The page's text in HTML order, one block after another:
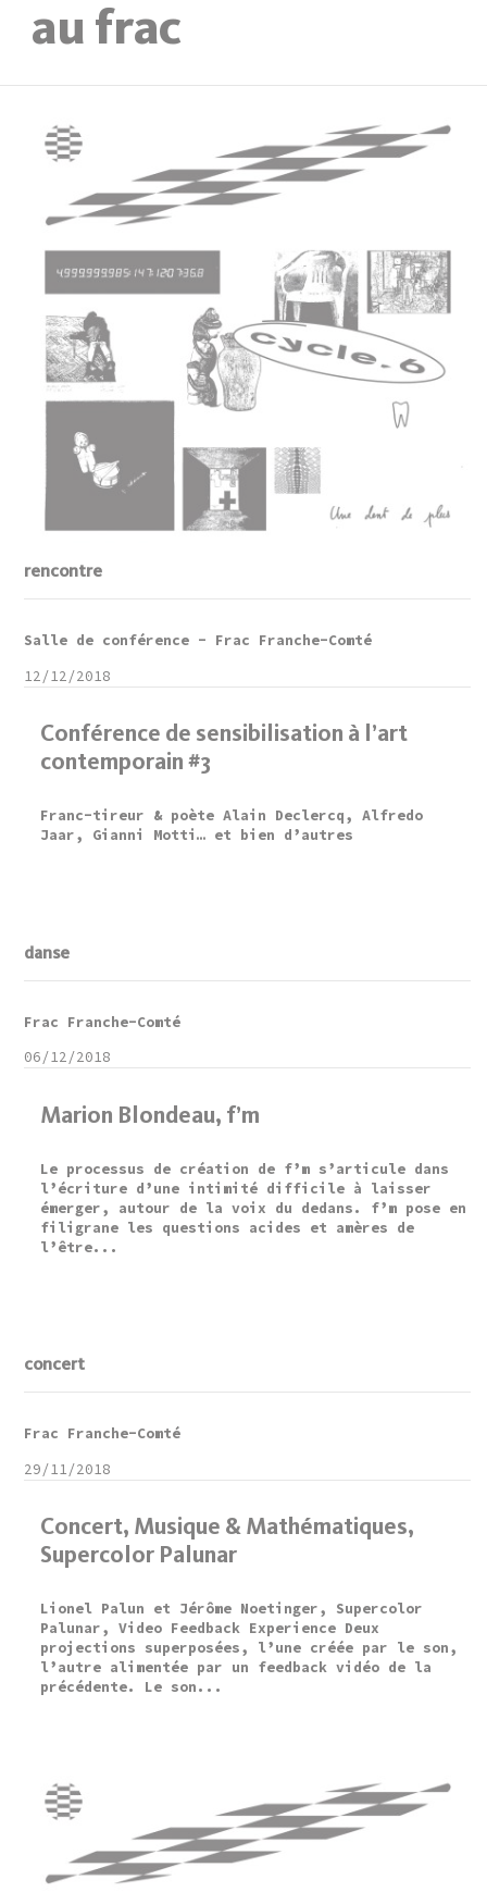
au frac
rencontre
Conférence de sensibilisation à l’art
contemporain #3
Franc-tireur & poète Alain Declercq, Alfredo
Jaar, Gianni Motti… et bien d’autres
Salle de conférence - Frac Franche-Comté
12/12/2018
danse
Marion Blondeau, f’m
Le processus de création de f’m s’articule dans
l’écriture d’une intimité difficile à laisser
émerger, autour de la voix du dedans. f’m pose en
filigrane les questions acides et amères de
l’être...
Frac Franche-Comté
06/12/2018
concert
Concert, Musique & Mathématiques,
Supercolor Palunar
Lionel Palun et Jérôme Noetinger, Supercolor
Palunar, Video Feedback Experience Deux
projections superposées, l’une créée par le son,
l’autre alimentée par un feedback vidéo de la
précédente. Le son...
Frac Franche-Comté
29/11/2018